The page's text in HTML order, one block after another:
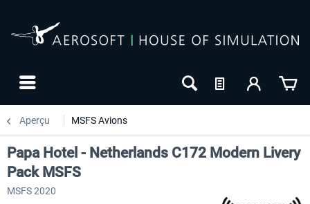
Aperçu MSFS Avions
Papa Hotel - Netherlands C172 Modern Livery
Pack MSFS
MSFS 2020